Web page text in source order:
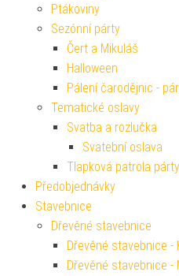
Ptákoviny
Sezónní párty
Čert a Mikuláš
Halloween
Pálení čarodějnic -
Tematické oslavy
Svatba a rozlučka
Svatební oslava
Tlapková patrola párty
Předobjednávky
Stavebnice
Dřevěné stavebnice
Dřevěné stavebnice -
Dřevěné stavebnice